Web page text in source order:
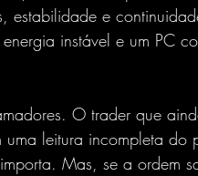
e
instável e um PC
O trader que
leitura incompleta do
Mas, se a ordem